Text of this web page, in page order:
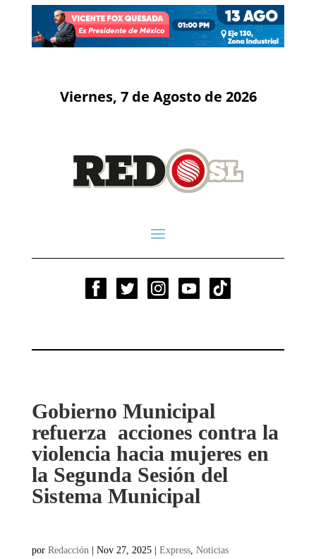
Viernes, 7 de Agosto de 2026
Gobierno Municipal
refuerza acciones contra la
violencia hacia mujeres en
la Segunda Sesión del
Sistema Municipal
por Redacción | Nov 27, 2025| Express, Noticias